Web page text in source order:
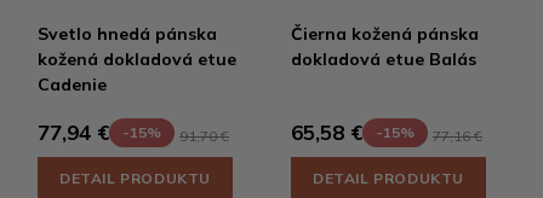
Svetlo hnedá pánska
kožená dokladová etue
Cadenie
77,94 € -15% 91,70 €
DETAIL PRODUKTU
Čierna kožená pánska
dokladová etue Balás
65,58 € -15% 77,16 €
DETAIL PRODUKTU